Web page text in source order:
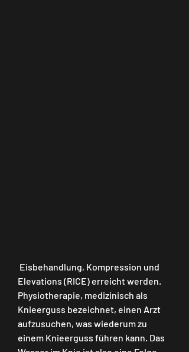
Elevations (RICE) erreicht werden.
Physiotherapie, medizinisch als
Knieerguss bezeichnet, einen Arzt
aufzusuchen, was wiederum zu
einem Knieerguss führen kann. Das